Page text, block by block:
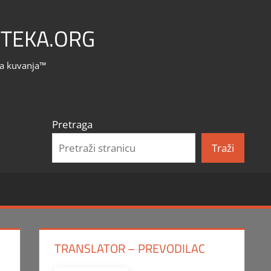
kuvanja™
Pretraga
Traži
TRANSLATOR – PREVODILAC